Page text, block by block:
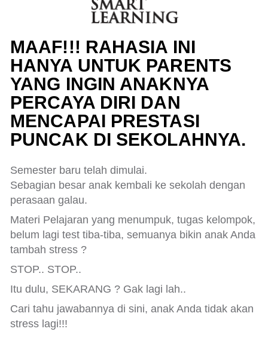
MAAF!!! RAHASIA INI
HANYA UNTUK PARENTS
YANG INGIN ANAKNYA
PERCAYA DIRI DAN
MENCAPAI PRESTASI
PUNCAK DI SEKOLAHNYA.
Semester baru telah dimulai.
Sebagian besar anak kembali ke sekolah dengan
perasaan galau.
Materi Pelajaran yang menumpuk, tugas kelompok,
belum lagi test tiba-tiba, semuanya bikin anak Anda
tambah stress ?
STOP.. STOP..
Itu dulu, SEKARANG ? Gak lagi lah..
Cari tahu jawabannya di sini, anak Anda tidak akan
stress lagi!!!